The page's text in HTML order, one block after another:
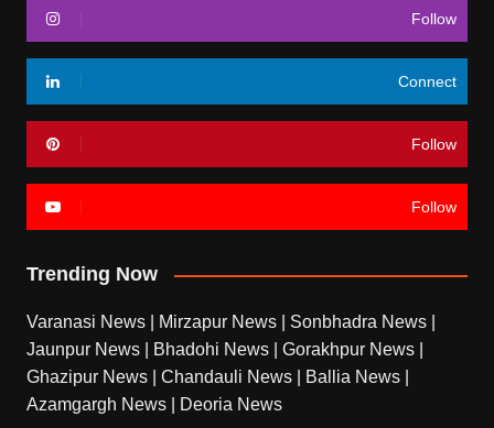
Follow
Connect
Follow
Follow
Trending Now
Varanasi News Mirzapur News Sonbhadra News
Jaunpur News
Bhadohi News Gorakhpur News
Ghazipur News
Chandauli News Ballia News
Azamgargh News
Deoria News